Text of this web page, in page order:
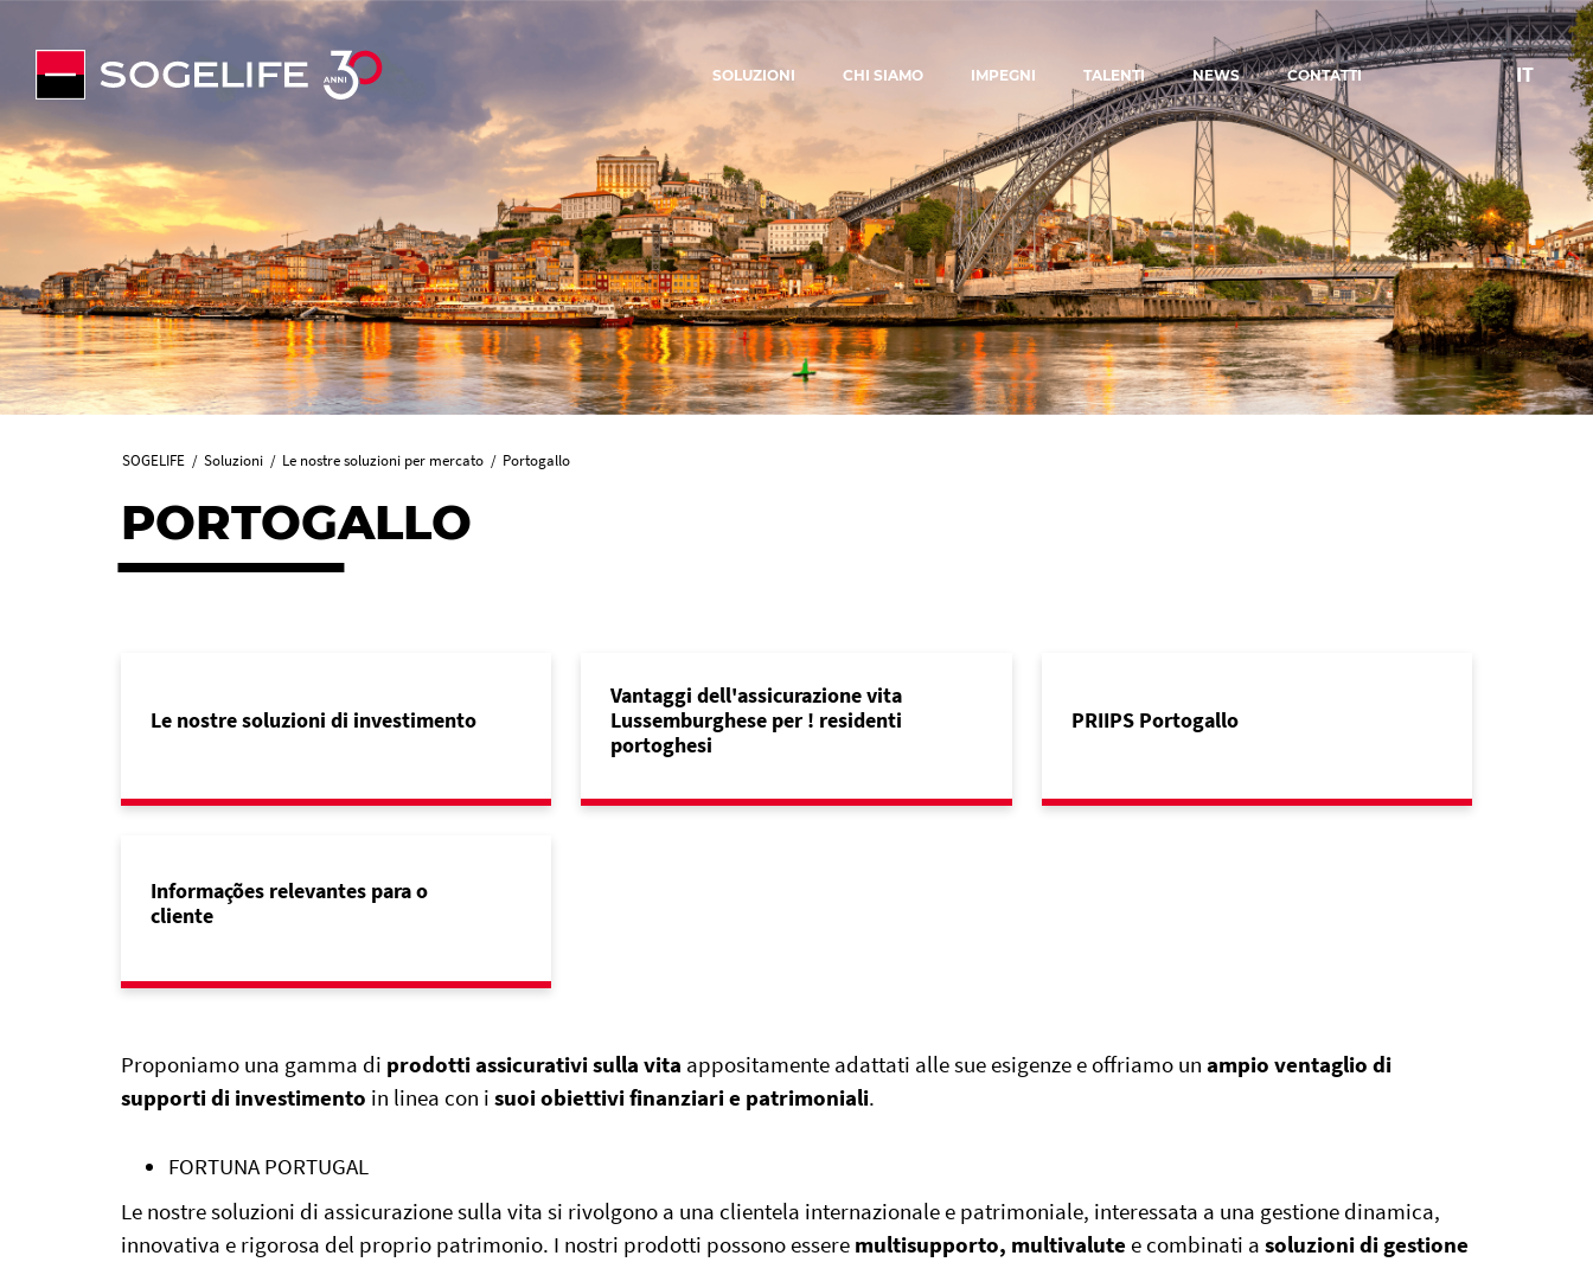
SOLUZIONI CHI SIAMO IMPEGNI TALENTI NEWS CONTATTI IT
SOGELIFE Soluzioni Le nostre soluzioni per mercato Portogallo
PORTOGALLO
Le nostre soluzioni di investimento
Vantaggi dell'assicurazione vita
Lussemburghese per ! residenti
portoghesi
PRIIPS Portogallo
Informações relevantes para o
cliente
Proponiamo una gamma di prodotti assicurativi sulla vita appositamente adattati alle sue esigenze e offriamo un ampio ventaglio di
supporti di investimento in linea con i suoi obiettivi finanziari e patrimoniali.
FORTUNA PORTUGAL
Le nostre soluzioni di assicurazione sulla vita si rivolgono a una clientela internazionale e patrimoniale, interessata a una gestione dinamica,
innovativa e rigorosa del proprio patrimonio. I nostri prodotti possono essere multisupporto, multivalute e combinati a soluzioni di gestione